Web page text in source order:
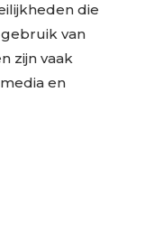
die
van
zijn vaak
en